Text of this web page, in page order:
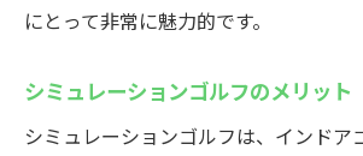
ゴルフの新しい楽しみ方
次世代ゴルファーへの道
にとって非常に魅力的です。
シミュレーションゴルフのメリット
シミュレーションゴルフは、インドア